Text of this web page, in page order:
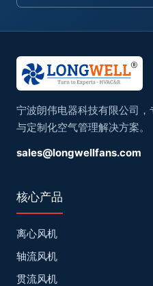
宁波朗伟电器科技有限公司
与定制化空气管理解决方案。
sales@longwellfans.com
核心产品
离心风机
轴流风机
贯流风机